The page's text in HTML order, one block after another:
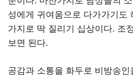
성에게 귀여움으로 다가가기도
가지로 딱 질리기 십상이다. 조
보면 된다.
공감과 소통을 화두로 비방송